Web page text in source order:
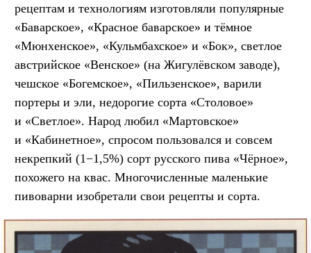
рецептам и технологиям изготовляли популярные
«Баварское», «Красное баварское» и тёмное
«Мюнхенское», «Кульмбахское» и «Бок», светлое
австрийское «Венское» (на Жигулёвском заводе),
чешское «Богемское», «Пильзенское», варили
портеры и эли, недорогие сорта «Столовое»
и «Светлое». Народ любил «Мартовское»
и «Кабинетное», спросом пользовался и совсем
некрепкий (1−1,5%) сорт русского пива «Чёрное»,
похожего на квас. Многочисленные маленькие
пивоварни изобретали свои рецепты и сорта.